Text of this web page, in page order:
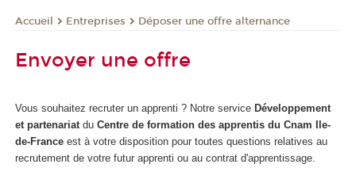
Accueil Entreprises Déposer une offre alternance
Envoyer une offre
Vous souhaitez recruter un apprenti ? Notre service Développement
et partenariat du Centre de formation des apprentis du Cnam Ile-
de-France est à votre disposition pour toutes questions relatives au
recrutement de votre futur apprenti ou au contrat d'apprentissage.